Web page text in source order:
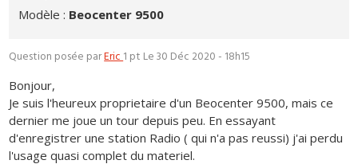
Modèle : Beocenter 9500
Question posée parEric1 pt Le 30 Déc 2020 - 18h15
Bonjour,
Je suis l'heureux proprietaire d'un Beocenter 9500, mais ce
dernier me joue un tour depuis peu. En essayant
d'enregistrer une station Radio ( qui n'a pas reussi) j'ai perdu
l'usage quasi complet du materiel.